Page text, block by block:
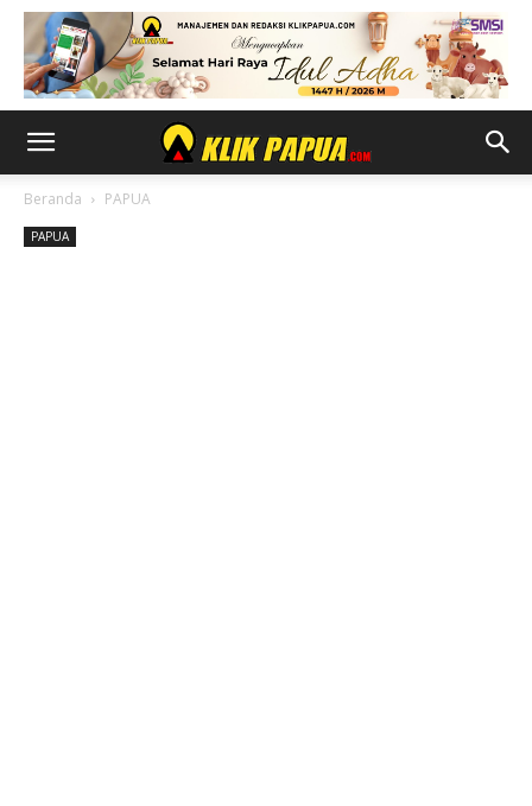
Beranda PAPUA
PAPUA